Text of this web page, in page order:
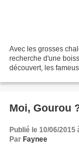
Avec les grosses
recherche d'une
découvert, les
Moi, Gourou
Publié le 10/06/2015
Par Faynee